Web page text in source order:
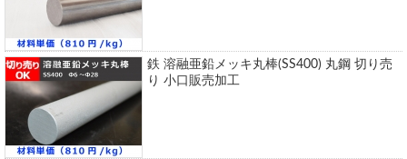
鉄 溶融亜鉛メッキ丸棒(SS400) 丸鋼 切り売
り 小口販売加工